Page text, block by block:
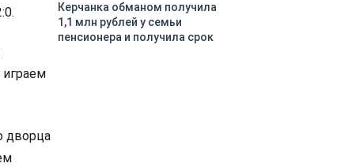
дворца
Керчанка обманом получила
1,1 млн рублей у семьи
пенсионера и получила срок